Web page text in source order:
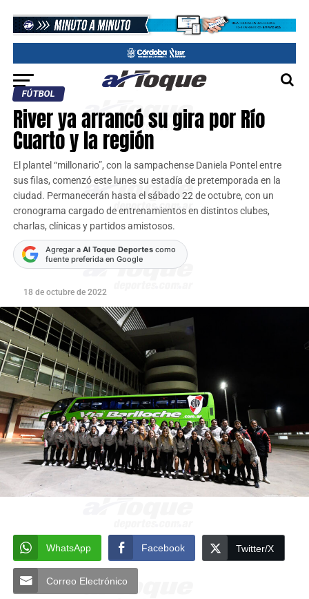
FÚTBOL
River ya arrancó su gira por Río
Cuarto y la región
El plantel “millonario”, con la sampachense Daniela Pontel entre
sus filas, comenzó este lunes su estadía de pretemporada en la
ciudad. Permanecerán hasta el sábado 22 de octubre, con un
cronograma cargado de entrenamientos en distintos clubes,
charlas, clínicas y partidos amistosos.
Agregar a Al Toque Deportescomo
fuente preferida en Google
18 de octubre de 2022
WhatsApp Facebook Twitter/X
Correo Electrónico